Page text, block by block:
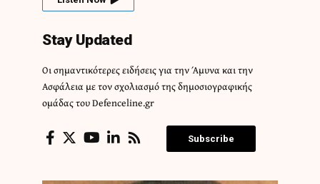
Stay Updated
Οι σημαντικότερες ειδήσεις για την Άμυνα και την
Ασφάλεια με τον σχολιασμό της δημοσιογραφικής
ομάδας του Defenceline.gr
Subscribe